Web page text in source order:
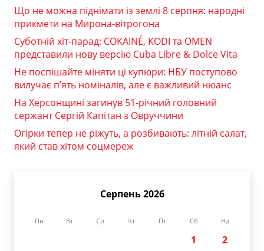
Що не можна піднімати із землі 8 серпня: народні
прикмети на Мирона-вітрогона
Суботній хіт-парад: COKAINÉ, KODI та OMEN
представили нову версію Cuba Libre & Dolce Vita
Не поспішайте міняти ці купюри: НБУ поступово
вилучає п’ять номіналів, але є важливий нюанс
На Херсонщині загинув 51-річний головний
сержант Сергій Капітан з Овруччини
Огірки тепер не ріжуть, а розбивають: літній салат,
який став хітом соцмереж
Серпень 2026
Пн Вт Ср Чт Пт Сб Нд
1
2